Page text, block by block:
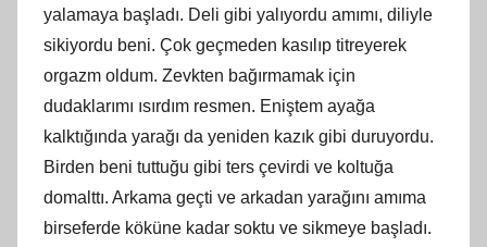
yalamaya başladı. Deli gibi yalıyordu amımı, diliyle
sikiyordu beni. Çok geçmeden kasılıp titreyerek
orgazm oldum. Zevkten bağırmamak için
dudaklarımı ısırdım resmen. Eniştem ayağa
kalktığında yarağı da yeniden kazık gibi duruyordu.
Birden beni tuttuğu gibi ters çevirdi ve koltuğa
domalttı. Arkama geçti ve arkadan yarağını amıma
birseferde köküne kadar soktu ve sikmeye başladı.